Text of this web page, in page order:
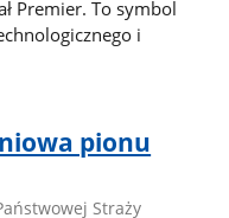
Premier. To symbol
i
pionu